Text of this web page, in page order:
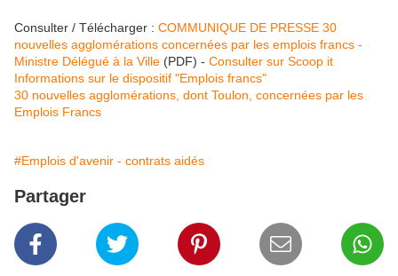
Consulter / Télécharger : COMMUNIQUE DE PRESSE 30
nouvelles agglomérations concernées par les emplois francs -
Ministre Délégué à la Ville (PDF) - Consulter sur Scoop it
Informations sur le dispositif "Emplois francs"
30 nouvelles agglomérations, dont Toulon, concernées par les
Emplois Francs
#Emplois d'avenir - contrats aidés
Partager